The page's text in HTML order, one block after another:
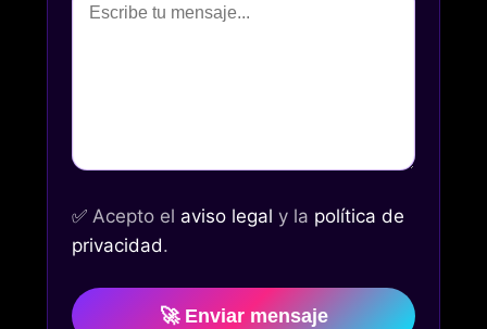
✅ Acepto el aviso legal y la política de
privacidad.
🚀 Enviar mensaje